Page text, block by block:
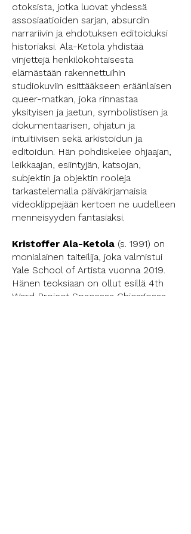
otoksista, jotka luovat yhdessä
assosiaatioiden sarjan, absurdin
narrariivin ja ehdotuksen editoiduksi
historiaksi. Ala-Ketola yhdistää
vinjettejä henkilökohtaisesta
elämästään rakennettuihin
studiokuviin esittääkseen eräänlaisen
queer-matkan, joka rinnastaa
yksityisen ja jaetun, symbolistisen ja
dokumentaarisen, ohjatun ja
intuitiivisen sekä arkistoidun ja
editoidun. Hän pohdiskelee ohjaajan,
leikkaajan, esiintyjän, katsojan,
subjektin ja objektin rooleja
tarkastelemalla päiväkirjamaisia
videoklippejään kertoen ne uudelleen
menneisyyden fantasiaksi.
Kristoffer Ala-Ketola (s. 1991) on
monialainen taiteilija, joka valmistui
Yale School of Artista vuonna 2019.
Hänen teoksiaan on ollut esillä 4th
Ward Project Spacessa Chicagossa,